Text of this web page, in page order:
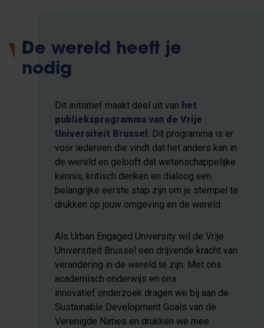
De wereld heeft je
nodig
Dit initiatief maakt deel uit van het
publieksprogramma van de Vrije
Universiteit Brussel . Dit programma is er
voor iedereen die vindt dat het anders kan in
de wereld en gelooft dat wetenschappelijke
kennis, kritisch denken en dialoog een
belangrijke eerste stap zijn om je stempel te
drukken op jouw omgeving en de wereld.
Als Urban Engaged University wil de Vrije
Universiteit Brussel een drijvende kracht van
verandering in de wereld te zijn. Met ons
academisch onderwijs en ons
innovatief onderzoek dragen we bij aan de
Sustainable Development Goals van de
Verenigde Naties en drukken we mee